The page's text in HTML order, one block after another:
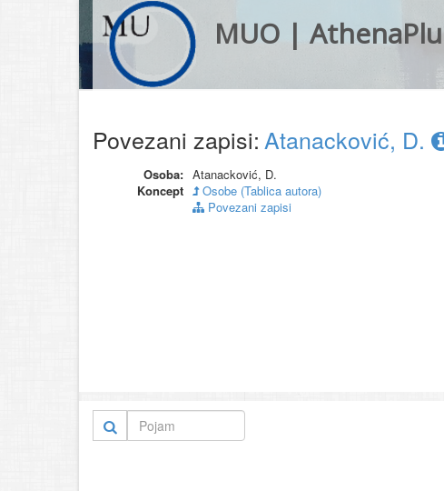
MUO |
Povezani zapisi: Atanacković, D.
Osoba: Atanacković, D.
Koncept
Osobe (Tablica autora)
Povezani zapisi